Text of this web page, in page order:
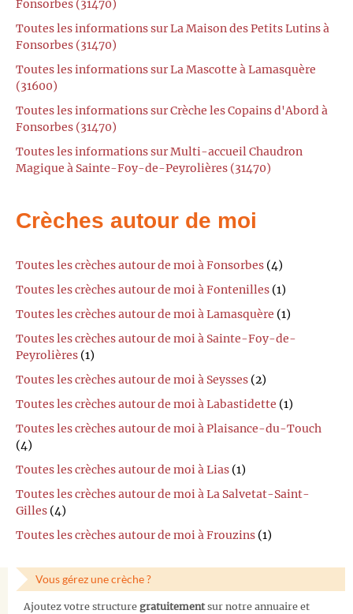
Fonsorbes (31470)
Toutes les informations sur La Maison des Petits Lutins à
Fonsorbes (31470)
Toutes les informations sur La Mascotte à Lamasquère
(31600)
Toutes les informations sur Crèche les Copains d'Abord à
Fonsorbes (31470)
Toutes les informations sur Multi-accueil Chaudron
Magique à Sainte-Foy-de-Peyrolières (31470)
Crèches autour de moi
Toutes les crèches autour de moi à Fonsorbes (4)
Toutes les crèches autour de moi à Fontenilles (1)
Toutes les crèches autour de moi à Lamasquère (1)
Toutes les crèches autour de moi à Sainte-Foy-de-
Peyrolières (1)
Toutes les crèches autour de moi à Seysses (2)
Toutes les crèches autour de moi à Labastidette (1)
Toutes les crèches autour de moi à Plaisance-du-Touch
(4)
Toutes les crèches autour de moi à Lias (1)
Toutes les crèches autour de moi à La Salvetat-Saint-
Gilles (4)
Toutes les crèches autour de moi à Frouzins (1)
Vous gérez une crèche ?
Ajoutez votre structure gratuitementsur notre annuaire et